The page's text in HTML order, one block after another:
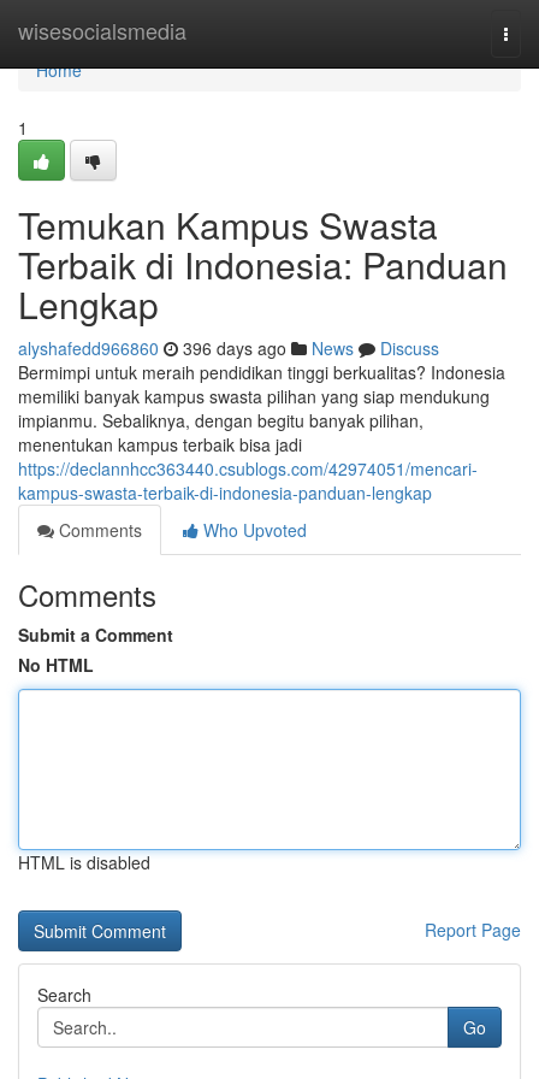
wisesocialsmedia
Home
Home
1
Temukan Kampus Swasta
Terbaik di Indonesia: Panduan
Lengkap
alyshafedd966860 396 days ago News
Discuss
Bermimpi untuk meraih pendidikan tinggi berkualitas? Indonesia
memiliki banyak kampus swasta pilihan yang siap mendukung
impianmu. Sebaliknya, dengan begitu banyak pilihan,
menentukan kampus terbaik bisa jadi
https://declannhcc363440.csublogs.com/42974051/mencari-
kampus-swasta-terbaik-di-indonesia-panduan-lengkap
Comments
Who Upvoted
Comments
Submit a Comment
No HTML
HTML is disabled
Report Page
Search
Go